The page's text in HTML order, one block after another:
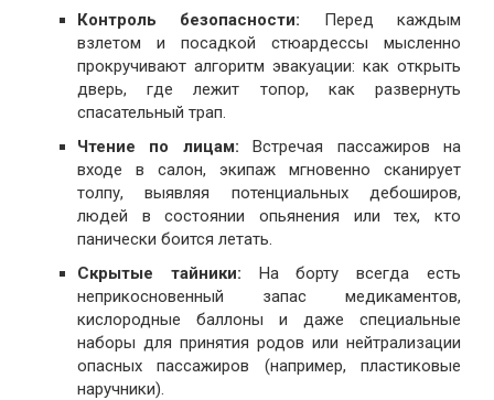
Контроль безопасности: Перед каждым
взлетом и посадкой стюардессы мысленно
прокручивают алгоритм эвакуации: как открыть
дверь, где лежит топор, как развернуть
спасательный трап.
Чтение по лицам: Встречая пассажиров на
входе в салон, экипаж мгновенно сканирует
толпу, выявляя потенциальных дебоширов,
людей в состоянии опьянения или тех, кто
панически боится летать.
Скрытые тайники: На борту всегда есть
неприкосновенный запас медикаментов,
кислородные баллоны и даже специальные
наборы для принятия родов или нейтрализации
опасных пассажиров (например, пластиковые
наручники).